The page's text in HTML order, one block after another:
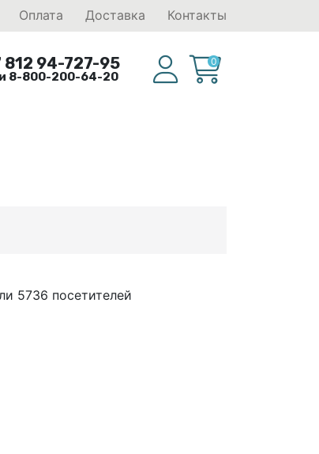
Оплата Доставка Контакты
812 94-727-95
8-800-200-64-20
0
5736 посетителей